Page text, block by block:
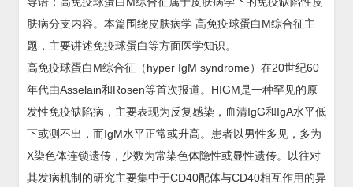
肤病分支内容。本篇围绕皮肤病学 高免疫球蛋白M综合征主
题，主要讲述免疫球蛋白等方面医学知识。
高免疫球蛋白M综合征（hyper IgM syndrome）在20世纪60
年代由Asselain和Rosen等首次报道。HIGM是一种罕见的原
发性免疫缺陷病，主要表现为反复感染，血清IgG和IgA水平低
下或测不出，而IgM水平正常或升高。患者以男性多见，多为
X染色体连锁遗传，少数为常染色体隐性或显性遗传。以往对
其发病机制的研究主要集中于CD40配体与CD40相互作用的异